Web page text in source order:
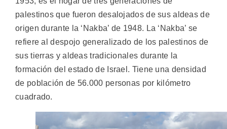
palestinos que fueron desalojados de sus aldeas de
origen durante la ‘Nakba’ de 1948. La ‘Nakba’ se
refiere al despojo generalizado de los palestinos de
sus tierras y aldeas tradicionales durante la
formación del estado de Israel. Tiene una densidad
de población de 56.000 personas por kilómetro
cuadrado.